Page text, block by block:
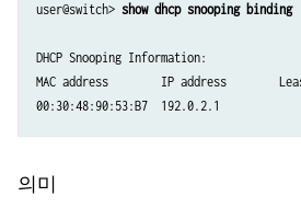
user@switch> show dhcp snooping binding
DHCP Snooping Information:
MAC address        IP address
의미